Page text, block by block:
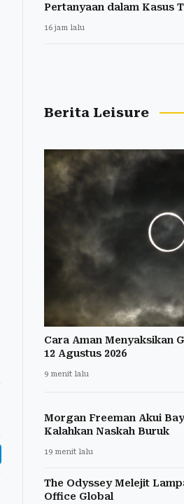
Pertanyaan dalam Kasus
16 jam lalu
Berita Leisure
Cara Aman Menyaksikan
12 Agustus 2026
9 menit lalu
Morgan Freeman Akui
Kalahkan Naskah Buruk
19 menit lalu
The Odyssey Melejit
Office Global